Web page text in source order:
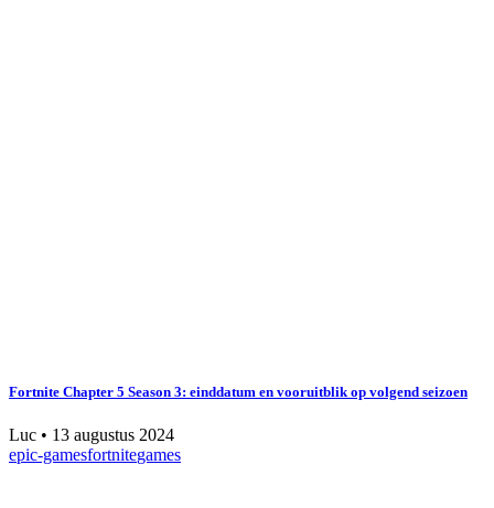
Fortnite Chapter 5 Season 3: einddatum en vooruitblik op volgend seizoen
Luc • 13 augustus 2024
epic-gamesfortnitegames